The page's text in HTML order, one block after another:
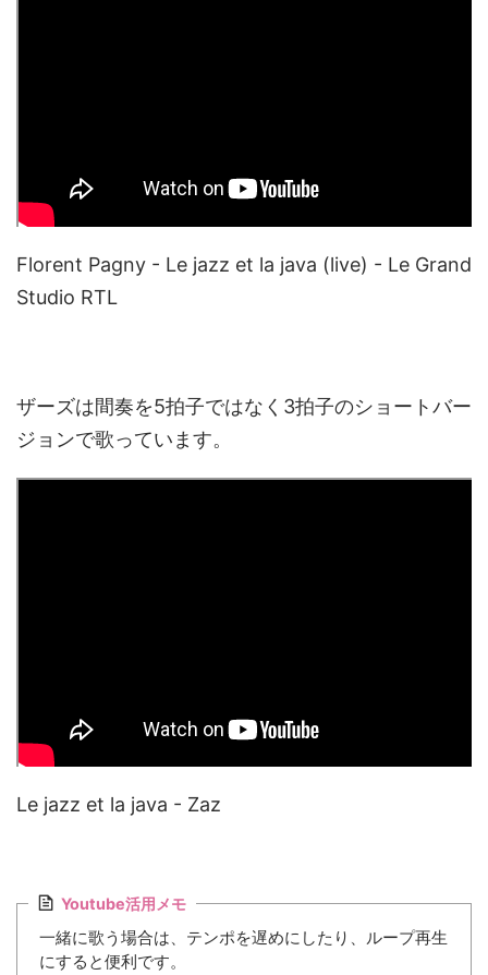
Florent Pagny - Le jazz et la java (live) - Le Grand
Studio RTL
ザーズは間奏を5拍子ではなく3拍子のショートバー
ジョンで歌っています。
Le jazz et la java - Zaz
Youtube活用メモ
一緒に歌う場合は、テンポを遅めにしたり、ループ再生
にすると便利です。